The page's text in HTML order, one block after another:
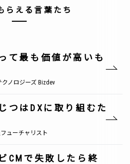
らえる言葉たち
て最も価値が高いも
ノロジーズ Bizdev
つはDXに取り組むた
ューチャリスト
CMで失敗したら終